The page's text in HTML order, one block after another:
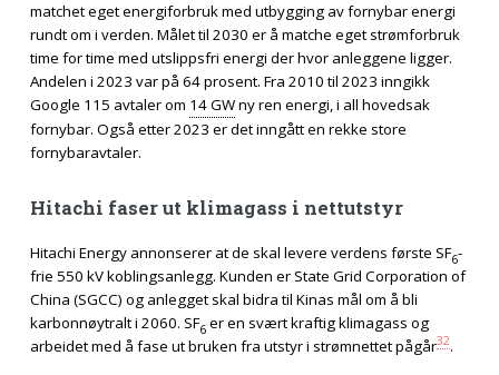
matchet eget energiforbruk med utbygging av fornybar energi
rundt om i verden. Målet til 2030 er å matche eget strømforbruk
time for time med utslippsfri energi der hvor anleggene ligger.
Andelen i 2023 var på 64 prosent. Fra 2010 til 2023 inngikk
Google 115 avtaler om 14 GWny ren energi, i all hovedsak
fornybar. Også etter 2023 er det inngått en rekke store
fornybaravtaler.
Hitachi faser ut klimagass i nettutstyr
Hitachi Energy annonserer at de skal levere verdens første SF6-
frie 550 kV koblingsanlegg. Kunden er State Grid Corporation of
China (SGCC) og anlegget skal bidra til Kinas mål om å bli
karbonnøytralt i 2060. SF6er en svært kraftig klimagass og
arbeidet med å fase ut bruken fra utstyr i strømnettet pågår32.